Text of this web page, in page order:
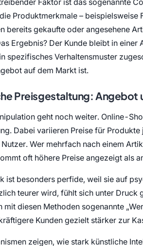
Produktmerkmale – beispielsweise
bereits gekaufte oder angesehene
Ergebnis? Der Kunde bleibt in
spezifisches Verhaltensmuster
auf dem Markt ist.
Preisgestaltung: Angebot
geht noch weiter. Online-
Dabei variieren Preise für
Wer mehrfach nach einem
oft höhere Preise angezeigt als
ist besonders perfide, weil sie auf
teurer wird, fühlt sich unter Druck
mit diesen Methoden sogenannte
Kunden gezielt stärker zur
zeigen, wie stark künstliche